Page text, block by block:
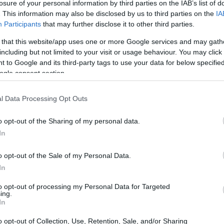
of your personal information by third parties on the IAB’s list of
This information may also be disclosed by us to third parties on the
Participants that may further disclose it to other third parties.
that this website/app uses one or more Google services and may
but not limited to your visit or usage behaviour. You may
to Google and its third-party tags to use your data for below
consent section.
Data Processing Opt Outs
opt-out of the Sharing of my personal data.
opt-out of the Sale of my Personal Data.
opt-out of processing my Personal Data for Targeted
opt-out of Collection, Use, Retention, Sale, and/or Sharing
Bank e ING. L’obiettivo principale è sviluppare
sfruttando la SEPA (Single Euro Payments Area)
i consumatori europei potranno beneficiare
istantanei nei negozi fisici e online, ai trasferimenti
Venmo o PayPal.
dell’EPI
non è garantito. S&P sottolinea che è
l’accettazione da parte della popolazione. Inoltre,
a schemi di pagamento non in euro rappresenta
consumatori a utilizzare la soluzione wallet
a Paese, complicando ulteriormente l’adozione.
di governance, poiché l’aumento del numero di
della piattaforma.